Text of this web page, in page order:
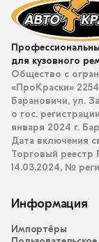
для кузовного
Общество с
«ПроКраски»
Барановичи, ул.
о гос.
января 2024 г.
Дата включения
Торговый реестр
14.03.2024, №
Информация
Импортёры